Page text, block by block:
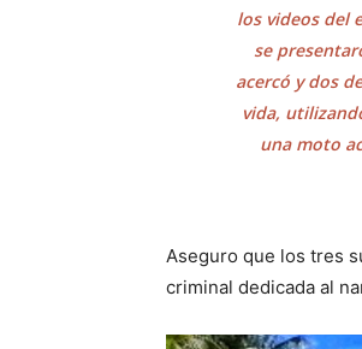
los videos del
se
acercó y dos
vida,
una moto
Aseguro que los tres
criminal dedicada al